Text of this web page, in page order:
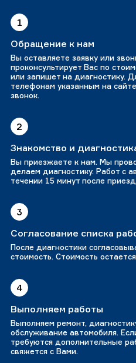
1
Обращение к нам
Вы оставляете заявку или
проконсультирует Вас по
или запишет на диагностику.
телефонам указанным на
звонок.
2
Знакомство и
Вы приезжаете к нам. Мы
делаем диагностику. Работ с
течении 15 минут после
3
Согласование списка
После диагностики
стоимость. Стоимость
4
Выполняем работы
Выполняем ремонт,
обслуживание автомобиля.
требуются дополнительные
свяжется с Вами.